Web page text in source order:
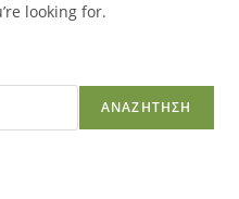
looking for.
ΑΝΑΖΉΤΗΣΗ